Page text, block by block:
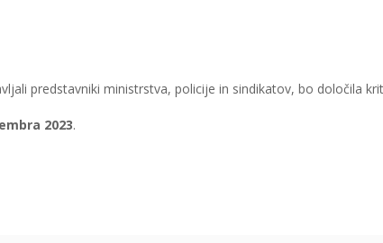
predstavniki ministrstva, policije in sindikatov, bo določila
2023.